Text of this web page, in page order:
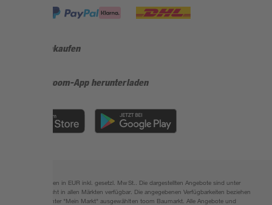
Sicher einkaufen
Jetzt die toom-App herunterladen
Alle Preisangaben in EUR inkl. gesetzl. MwSt.. Die dargestellten Angebote sind unter
Umständen nicht in allen Märkten verfügbar. Die angegebenen Verfügbarkeiten beziehen
sich auf den unter "Mein Markt" ausgewählten toom Baumarkt. Alle Angebote und